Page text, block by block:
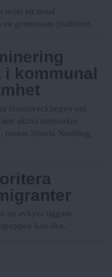
ett tiotal
gemensam plattform.
kommunal
löneutvecklingen om
aktivt motverkar
menar Sissela Nordling
att avhysa tiggare.
kan öka.